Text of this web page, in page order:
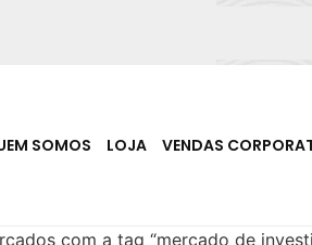
SOMOS LOJA VENDAS
com a tag “mercado de